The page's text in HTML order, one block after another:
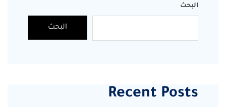
البحث
البحث
Recent Posts